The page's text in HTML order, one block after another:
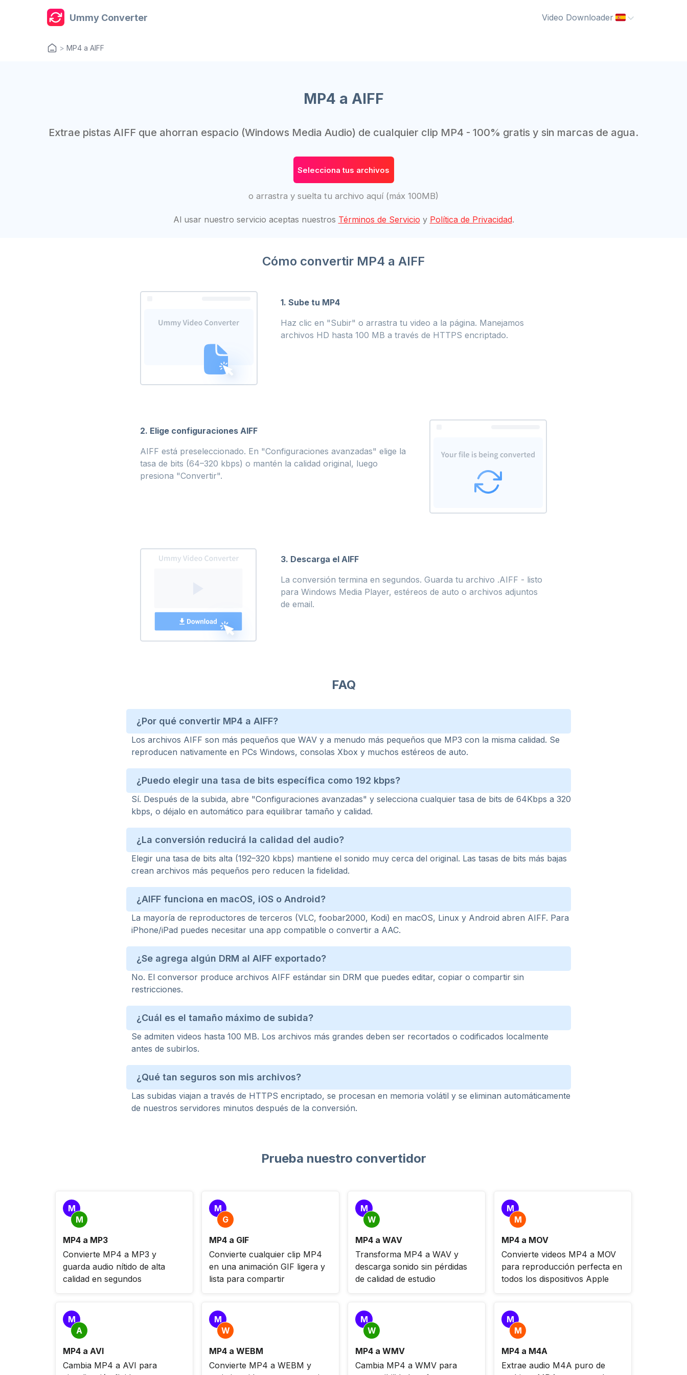
Ummy Converter Video Downloader
> MP4 a AIFF
MP4 a AIFF
Extrae pistas AIFF que ahorran espacio (Windows Media Audio) de cualquier clip MP4 - 100% gratis y sin marcas de agua.
Selecciona tus archivos
o arrastra y suelta tu archivo aquí (máx 100MB)
Al usar nuestro servicio aceptas nuestros Términos de Servicio y Política de Privacidad.
Cómo convertir MP4 a AIFF
1. Sube tu MP4
Haz clic en "Subir" o arrastra tu video a la página. Manejamos
archivos HD hasta 100 MB a través de HTTPS encriptado.
2. Elige configuraciones AIFF
AIFF está preseleccionado. En "Configuraciones avanzadas" elige la
tasa de bits (64–320 kbps) o mantén la calidad original, luego
presiona "Convertir".
3. Descarga el AIFF
La conversión termina en segundos. Guarda tu archivo .AIFF - listo
para Windows Media Player, estéreos de auto o archivos adjuntos
de email.
FAQ
¿Por qué convertir MP4 a AIFF?
Los archivos AIFF son más pequeños que WAV y a menudo más pequeños que MP3 con la misma calidad. Se
reproducen nativamente en PCs Windows, consolas Xbox y muchos estéreos de auto.
¿Puedo elegir una tasa de bits específica como 192 kbps?
Sí. Después de la subida, abre "Configuraciones avanzadas" y selecciona cualquier tasa de bits de 64Kbps a 320
kbps, o déjalo en automático para equilibrar tamaño y calidad.
¿La conversión reducirá la calidad del audio?
Elegir una tasa de bits alta (192–320 kbps) mantiene el sonido muy cerca del original. Las tasas de bits más bajas
crean archivos más pequeños pero reducen la fidelidad.
¿AIFF funciona en macOS, iOS o Android?
La mayoría de reproductores de terceros (VLC, foobar2000, Kodi) en macOS, Linux y Android abren AIFF. Para
iPhone/iPad puedes necesitar una app compatible o convertir a AAC.
¿Se agrega algún DRM al AIFF exportado?
No. El conversor produce archivos AIFF estándar sin DRM que puedes editar, copiar o compartir sin
restricciones.
¿Cuál es el tamaño máximo de subida?
Se admiten videos hasta 100 MB. Los archivos más grandes deben ser recortados o codificados localmente
antes de subirlos.
¿Qué tan seguros son mis archivos?
Las subidas viajan a través de HTTPS encriptado, se procesan en memoria volátil y se eliminan automáticamente
de nuestros servidores minutos después de la conversión.
Prueba nuestro convertidor
M
M
MP4 a MP3
Convierte MP4 a MP3 y
guarda audio nítido de alta
calidad en segundos
M
G
MP4 a GIF
Convierte cualquier clip MP4
en una animación GIF ligera y
lista para compartir
M
W
MP4 a WAV
Transforma MP4 a WAV y
descarga sonido sin pérdidas
de calidad de estudio
M
M
MP4 a MOV
Convierte videos MP4 a MOV
para reproducción perfecta en
todos los dispositivos Apple
M
A
MP4 a AVI
Cambia MP4 a AVI para
M
W
MP4 a WEBM
Convierte MP4 a WEBM y
M
W
MP4 a WMV
Cambia MP4 a WMV para
M
M
MP4 a M4A
Extrae audio M4A puro de